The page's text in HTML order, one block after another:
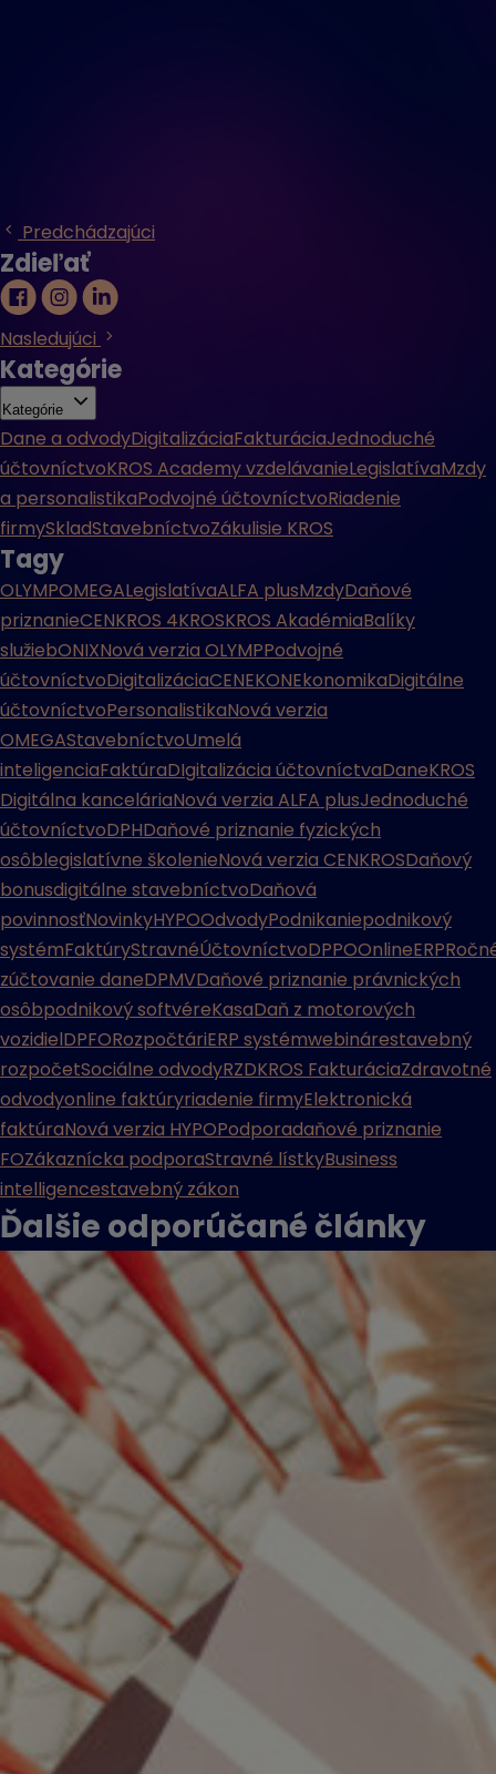
Predchádzajúci
Zdieľať
Nasledujúci
Kategórie
Kategórie
Dane a odvodyDigitalizáciaFakturáciaJednoduché
účtovníctvoKROS Academy vzdelávanieLegislatívaMzdy
a personalistikaPodvojné účtovníctvoRiadenie
firmySkladStavebníctvoZákulisie KROS
Tagy
OLYMPOMEGALegislatívaALFA plusMzdyDaňové
priznanieCENKROS 4KROSKROS AkadémiaBalíky
služiebONIXNová verzia OLYMPPodvojné
účtovníctvoDigitalizáciaCENEKONEkonomikaDigitálne
účtovníctvoPersonalistikaNová verzia
OMEGAStavebníctvoUmelá
inteligenciaFaktúraDIgitalizácia účtovníctvaDaneKROS
Digitálna kanceláriaNová verzia ALFA plusJednoduché
účtovníctvoDPHDaňové priznanie fyzických
osôblegislatívne školenieNová verzia CENKROSDaňový
bonusdigitálne stavebníctvoDaňová
povinnosťNovinkyHYPOOdvodyPodnikaniepodnikový
systémFaktúryStravnéÚčtovníctvoDPPOOnlineERP
zúčtovanie daneDPMVDaňové priznanie právnických
osôbpodnikový softvéreKasaDaň z motorových
vozidielDPFORozpočtáriERP systémwebinárestavebný
rozpočetSociálne odvodyRZDKROS FakturáciaZdravotné
odvodyonline faktúryriadenie firmyElektronická
faktúraNová verzia HYPOPodporadaňové priznanie
FOZákaznícka podporaStravné lístkyBusiness
intelligencestavebný zákon
Ďalšie odporúčané články